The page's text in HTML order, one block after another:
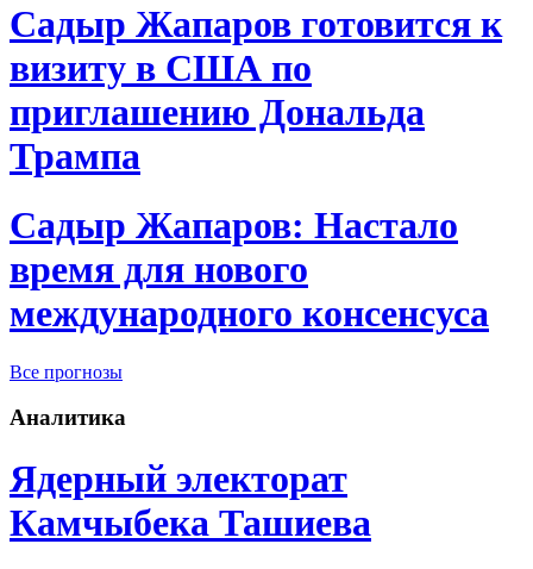
Садыр Жапаров готовится к
визиту в США по
приглашению Дональда
Трампа
Садыр Жапаров: Настало
время для нового
международного консенсуса
Все прогнозы
Аналитика
Ядерный электорат
Камчыбека Ташиева